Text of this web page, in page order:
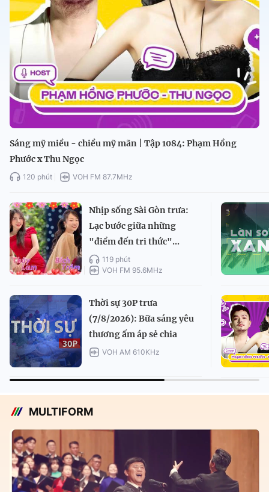
Sáng mỹ miều - chiều mỹ mãn | Tập 1084: Phạm Hồng
Phước x Thu Ngọc
120 phút VOH FM 87.7MHz
Nhịp sống Sài Gòn trưa:
Lạc bước giữa những
"điểm đến tri thức"...
119 phút
VOH FM 95.6MHz
Thời sự 30P trưa
(7/8/2026): Bữa sáng yêu
thương ấm áp sẻ chia
VOH AM 610KHz
MULTIFORM